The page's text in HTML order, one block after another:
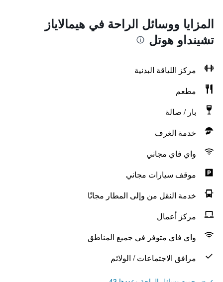
المزايا ووسائل الراحة في هيمالاياز
تشينداو هوتل
مركز اللياقة البدنية
مطعم
بار / صالة
خدمة الغرف
واي فاي مجاني
موقف سيارات مجاني
خدمة النقل من وإلى المطار مجانًا
مركز أعمال
واي فاي متوفر في جميع المناطق
مرافق الاجتماعات / الولائم